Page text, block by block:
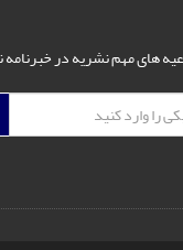
های مهم نشریه در